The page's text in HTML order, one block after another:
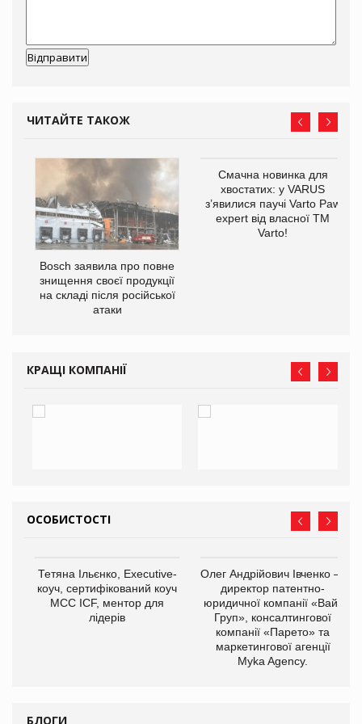
ЧИТАЙТЕ ТАКОЖ
Bosch заявила про повне
знищення своєї продукції
на складі після російської
атаки
Смачна новинка для
хвостатих: у VARUS
з’явилися паучі Varto Paw
expert від власної ТМ
Varto!
КРАЩІ КОМПАНІЇ
ОСОБИСТОСТІ
Тетяна Ільєнко, Executive-
коуч, сертифікований коуч
МСС ICF, ментор для
лідерів
Олег Андрійович Івченко —
директор патентно-
юридичної компанії «Вайз
Груп», консалтингової
компанії «Парето» та
маркетингової агенції
Myka Agency.
БЛОГИ